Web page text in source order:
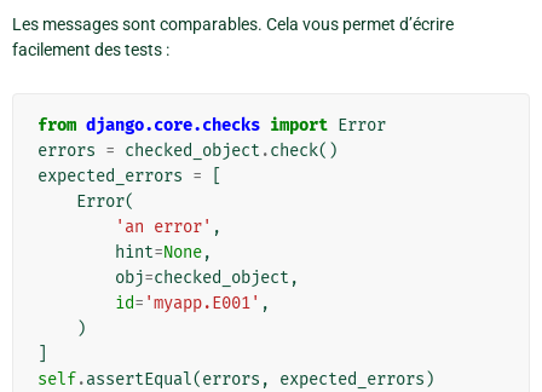
Les messages sont comparables. Cela vous permet d’écrire
facilement des tests :
from django.core.checks import Error
errors = checked_object .check()
expected_errors =
Error(
'an error' ,
hint=None,
obj=checked_object ,
id= 'myapp.E001' ,
)
self.assertEqual(errors , expected_errors )